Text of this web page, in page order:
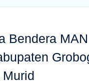
Bendera